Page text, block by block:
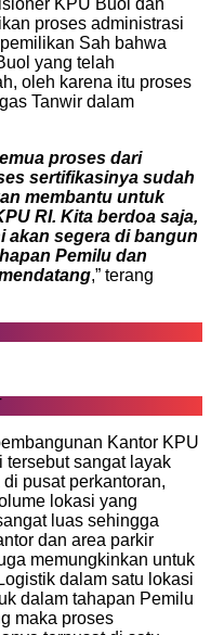
proses administrasi
Sah bahwa
yang telah
oleh karena itu proses
Tanwir dalam
proses dari
sertifikasinya sudah
membantu untuk
RI. Kita berdoa saja,
akan segera di bangun
Pemilu dan
,” terang
Kantor KPU
tersebut sangat layak
pusat perkantoran,
lokasi yang
luas sehingga
dan area parkir
memungkinkan untuk
dalam satu lokasi
dalam tahapan Pemilu
maka proses